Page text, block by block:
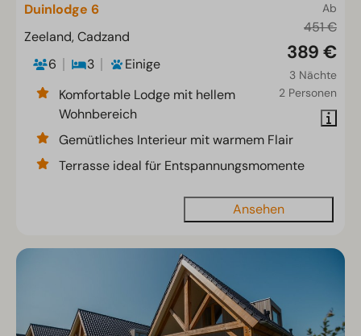
Ab
451 €
389 €
3 Nächte
2 Personen
Duinlodge 6
Zeeland, Cadzand
6
3
Einige
Komfortable Lodge mit hellem
Wohnbereich
Gemütliches Interieur mit warmem Flair
Terrasse ideal für Entspannungsmomente
Ansehen